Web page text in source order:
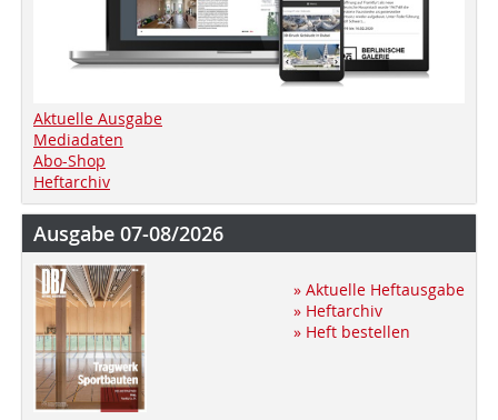
Aktuelle Ausgabe
Mediadaten
Abo-Shop
Heftarchiv
Ausgabe 07-08/2026
» Aktuelle Heftausgabe
» Heftarchiv
» Heft bestellen